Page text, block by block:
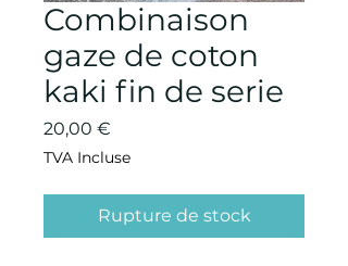
Combinaison
gaze de coton
kaki fin de serie
20,00 €
TVA Incluse
Rupture de stock